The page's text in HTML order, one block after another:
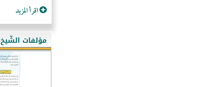
اقرأ المزيد
مؤلفات الشّيخ